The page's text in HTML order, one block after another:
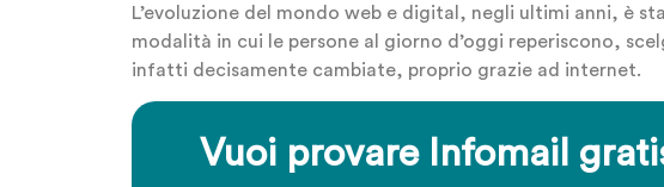
L’evoluzione del mondo web e digital, negli ultimi anni, è
modalità in cui le persone al giorno d’oggi reperiscono,
infatti decisamente cambiate, proprio grazie ad internet.
Vuoi provare Infomail